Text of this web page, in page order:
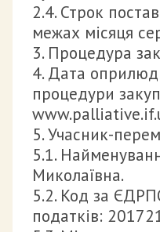
2.4. Строк
межах місяця
3. Процедура
4. Дата
процедури
5. Учасник-
5.1.
Миколаївна.
5.2. Код за
податків: